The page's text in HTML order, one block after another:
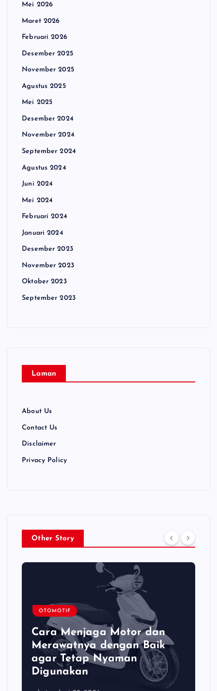
Mei 2026
Maret 2026
Februari 2026
Desember 2025
November 2025
Agustus 2025
Mei 2025
Desember 2024
November 2024
September 2024
Agustus 2024
Juni 2024
Mei 2024
Februari 2024
Januari 2024
Desember 2023
November 2023
Oktober 2023
September 2023
Laman
About Us
Contact Us
Disclaimer
Privacy Policy
Other Story
OTOMOTIF
Cara Menjaga Motor dan
Merawatnya dengan Baik
agar Tetap Nyaman
Digunakan